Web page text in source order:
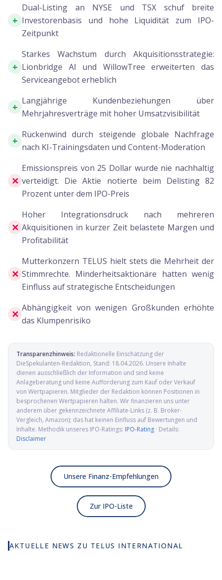
+
Dual-Listing an NYSE und TSX schuf breite
Investorenbasis und hohe Liquidität zum IPO-
Zeitpunkt
+
Starkes Wachstum durch Akquisitionsstrategie:
Lionbridge AI und WillowTree erweiterten das
Serviceangebot erheblich
+
Langjährige Kundenbeziehungen über
Mehrjahresverträge mit hoher Umsatzvisibilität
+
Rückenwind durch steigende globale Nachfrage
nach KI-Trainingsdaten und Content-Moderation
✕
Emissionspreis von 25 Dollar wurde nie nachhaltig
verteidigt. Die Aktie notierte beim Delisting 82
Prozent unter dem IPO-Preis
✕
Hoher Integrationsdruck nach mehreren
Akquisitionen in kurzer Zeit belastete Margen und
Profitabilität
✕
Mutterkonzern TELUS hielt stets die Mehrheit der
Stimmrechte. Minderheitsaktionäre hatten wenig
Einfluss auf strategische Entscheidungen
✕
Abhängigkeit von wenigen Großkunden erhöhte
das Klumpenrisiko
Transparenzhinweis: Redaktionelle Einschätzung der
DieSpekulanten-Redaktion, Stand: 18.04.2026. Unsere Inhalte
dienen ausschließlich der Information und sind keine
Anlageberatung und keine Aufforderung zum Kauf oder Verkauf
von Wertpapieren. Mitglieder der Redaktion können Positionen in
besprochenen Wertpapieren halten. Wir finanzieren uns unter
anderem über gekennzeichnete Affiliate-Links (z. B. Broker-
Vergleich, Amazon); das hat keinen Einfluss auf Bewertungen und
Inhalte. Methodik unseres IPO-Ratings: IPO-Rating · Details:
Disclaimer
Unsere Finanz-Empfehlungen
Zur IPO-Liste
AKTUELLE NEWS ZU TELUS INTERNATIONAL
TELUS International IPO: